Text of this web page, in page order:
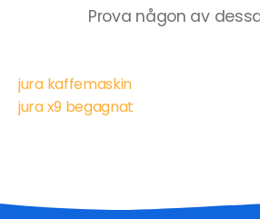
Prova någon av
jura kaffemaskin
jura x9 begagnat